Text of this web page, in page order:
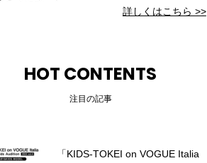
詳しくはこちら >>
HOT CONTENTS
注目の記事
「KIDS-TOKEI on VOGUE Italia